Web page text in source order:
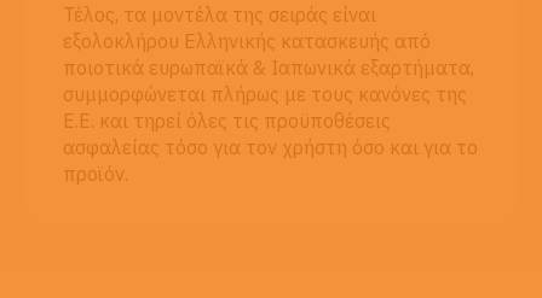
Τέλος, τα μοντέλα της σειράς είναι
εξολοκλήρου Ελληνικής κατασκευής από
ποιοτικά ευρωπαϊκά & Ιαπωνικά εξαρτήματα,
συμμορφώνεται πλήρως με τους κανόνες της
Ε.Ε. και τηρεί όλες τις προϋποθέσεις
ασφαλείας τόσο για τον χρήστη όσο και για το
προϊόν.